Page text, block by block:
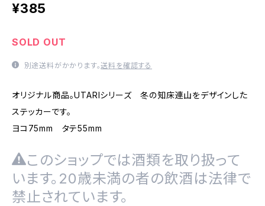
¥385
SOLD OUT
別途送料がかかります。送料を確認する
オリジナル商品。UTARIシリーズ 冬の知床連山をデザインした
ステッカーです。
ヨコ75mm タテ55mm
このショップでは酒類を取り扱って
います。20歳未満の者の飲酒は法律で
禁止されています。